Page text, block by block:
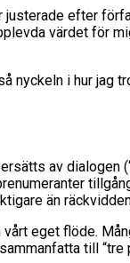
justerade efter
värdet för
nyckeln i hur jag
av dialogen
än
eget flöde.
till